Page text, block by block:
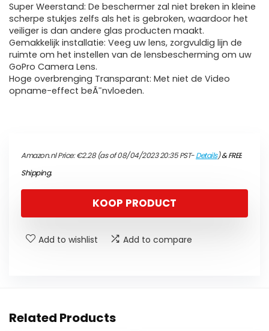
Super Weerstand: De beschermer zal niet breken in kleine
scherpe stukjes zelfs als het is gebroken, waardoor het
veiliger is dan andere glas producten maakt.
Gemakkelijk installatie: Veeg uw lens, zorgvuldig lijn de
ruimte om het instellen van de lensbescherming om uw
GoPro Camera Lens.
Hoge overbrenging Transparant: Met niet de Video
opname-effect beÃ¯nvloeden.
Amazon.nl Price:€2.28(as of 08/04/2023 20:35 PST-Details)&FREE
Shipping.
KOOP PRODUCT
Add to wishlist Add to compare
Related Products